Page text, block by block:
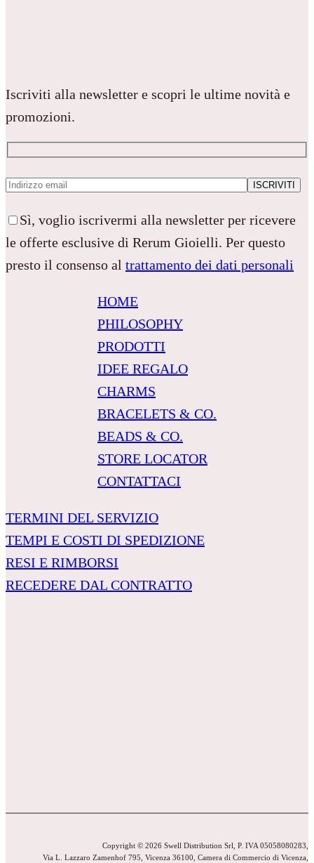
Iscriviti alla newsletter e scopri le ultime novità e
promozioni.
Sì, voglio iscrivermi alla newsletter per ricevere
le offerte esclusive di Rerum Gioielli. Per questo
presto il consenso al trattamento dei dati personali
HOME
PHILOSOPHY
PRODOTTI
IDEE REGALO
CHARMS
BRACELETS & CO.
BEADS & CO.
STORE LOCATOR
CONTATTACI
TERMINI DEL SERVIZIO
TEMPI E COSTI DI SPEDIZIONE
RESI E RIMBORSI
RECEDERE DAL CONTRATTO
Copyright © 2026 Swell Distribution Srl, P. IVA 05058080283,
Via L. Lazzaro Zamenhof 795, Vicenza 36100, Camera di Commercio di Vicenza,